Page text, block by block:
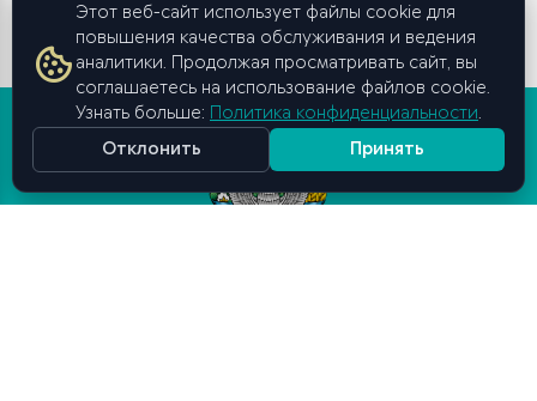
Этот веб-сайт использует файлы cookie для
повышения качества обслуживания и ведения
аналитики. Продолжая просматривать сайт, вы
соглашаетесь на использование файлов cookie.
Узнать больше: Политика конфиденциальности.
Отклонить
Принять